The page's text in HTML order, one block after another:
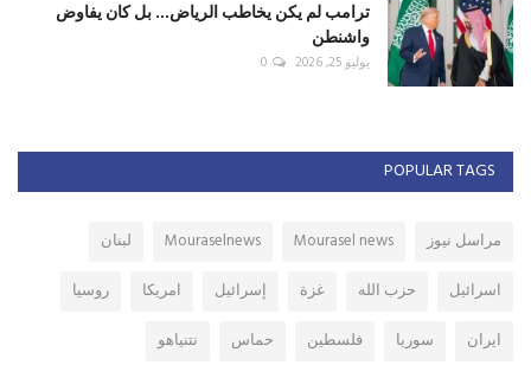
ترامب لم يكن يخاطب الرياض... بل كان يفاوض
واشنطن
يوليو 25, 2026 0
POPULAR TAGS
مراسل نيوز Mourasel news
Mouraselnews
لبنان
اسرائيل
حزب الله غزة إسرائيل امريكا
روسيا
ايران
سوريا فلسطين حماس نتنياهو